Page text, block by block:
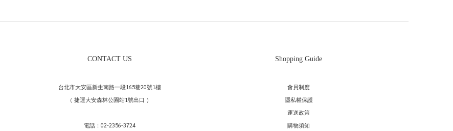
CONTACT US
台北市大安區新生南路一段165巷20號1樓
（ 捷運大安森林公園站1號出口 ）
電話：02-2356-3724
Shopping Guide
會員制度
隱私權保護
運送政策
購物須知